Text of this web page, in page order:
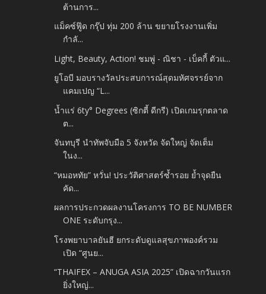
ต้านการ...
แม็คซ์ฟู๊ด กรุ๊ป ทุ่ม 200 ล้าน ขยายโรงงานเพิ่ม
กำลั...
Light, Beauty, Action! ชมพู่ - ณิชา - เบ็คกี้ ตัวแ...
ยูโอบี มอบรางวัลประสบการณ์สุดมหัศจรรย์จาก
แคมเปญ “L...
น้ำแร่ 6ty° Degrees (ซิกตี้ ดีกรี) เปิดเกมรุกตลาด
ต...
จันทบุรี นำทัพจับมือ 5 จังหวัด จัดใหญ่ จัดเต็ม
ในง...
“หมอหทัย” หวั่น! ประวัติศาสตร์ซ้ำรอย ย้ำจุดยืน
คัด...
ผลการประกวดผลงานโครงการ TO BE NUMBER
ONE ระดับกรุง...
โรงพยาบาลยันฮี ยกระดับดูแลสุขภาพองค์รวม
เปิด “ศูนย...
“THAIFEX – ANUGA ASIA 2025” เปิดฉากวันแรก
ยิ่งใหญ่...